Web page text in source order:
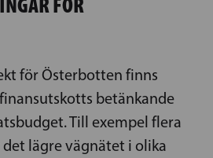
för Österbotten finns
betänkande
Till exempel flera
lägre vägnätet i olika